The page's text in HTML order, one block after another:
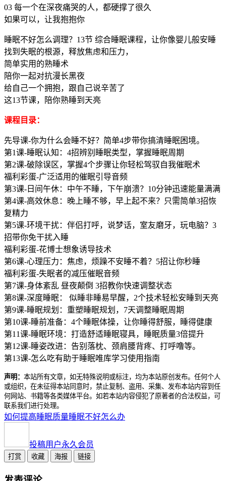
03 每一个在深夜痛哭的人，都硬撑了很久
如果可以，让我抱抱你
睡眠不好怎么调理？13节 综合睡眠课程，让你像婴儿般安睡
找到失眠的根源，释放焦虑和压力，
简单实用的熟睡术
陪你一起对抗漫长黑夜
给自己一个拥抱，跟自己说辛苦了
这13节课，陪你熟睡到天亮
课程目录：
先导课-你为什么会睡不好？简单4步带你搞清睡眠困境。
第1课-睡眠认知：4招辨别睡眠类型，掌握睡眠周期
第2课-破除误区，掌握4个步骤让你轻松驾驭自我催眠术
福利彩蛋-广泛适用的催眠引导音频
第3课-日间午休：中午不睡，下午崩溃？10分钟迅速能量满满
第4课-高效休息：晚上睡不够，早上起不来？只需简单3招恢
复精力
第5课-环境干扰：伴侣打呼，说梦话，室友磨牙，玩电脑？3
招带你免干扰入睡
福利彩蛋-花博士想象诱导技术
第6课-心理压力：焦虑，烦躁不安睡不着？5招让你秒睡
福利彩蛋-失眠者的减压催眠音频
第7课-身体紊乱 昼夜颠倒 3招教你快速调整状态
第8课-深度睡眠： 似睡非睡易早醒，2个技术轻松安睡到天亮
第9课-睡眠规划：重塑睡眠规划，7天调整睡眠周期
第10课-睡前准备：4个睡眠体操，让你睡得舒服，睡得健康
第11课-睡眠环境：打造舒适睡眠寝具，睡眠质量3倍提升
第12课-睡姿改进：告别落枕、颈肩腰背疼、打呼噜等。
第13课-怎么吃有助于睡眠唯库学习使用指南
声明： 本站所有文章，如无特殊说明或标注，均为本站原创发布。任何个人
或组织，在未征得本站同意时，禁止复制、盗用、采集、发布本站内容到任
何网站、书籍等各类媒体平台。如若本站内容侵犯了原著者的合法权益，可
联系我们进行处理。
如何提高睡眠质量睡眠不好怎么办
投稿用户永久会员
打赏 收藏 海报 链接